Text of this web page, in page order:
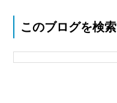
このブログを検索